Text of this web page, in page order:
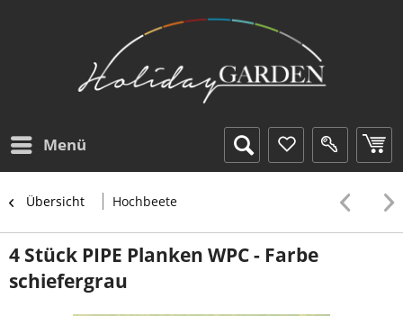
Menü
Übersicht Hochbeete
4 Stück PIPE Planken WPC - Farbe
schiefergrau